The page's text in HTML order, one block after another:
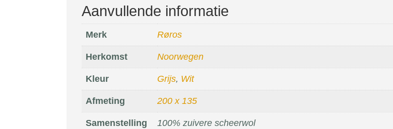
Aanvullende informatie
Merk Røros
Herkomst Noorwegen
Kleur Grijs, Wit
Afmeting 200 x 135
Samenstelling 100% zuivere scheerwol